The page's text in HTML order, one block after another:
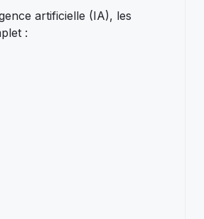
artificielle (IA), les
: